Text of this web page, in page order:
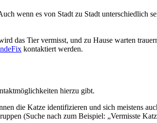
wenn es von Stadt zu Stadt unterschiedlich
das Tier vermisst, und zu Hause warten
kontaktiert werden.
hierzu gibt.
die Katze identifizieren und sich meistens
(Suche nach zum Beispiel: „Vermisste